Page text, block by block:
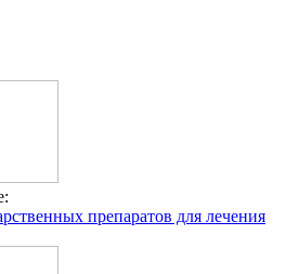
препаратов для лечения